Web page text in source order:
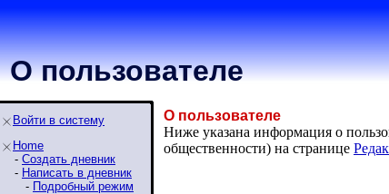
О пользователе
Войти в систему
Home
- Создать дневник
- Написать в дневник
- Подробный режим
О пользователе
Ниже указана информация о
общественности) на странице